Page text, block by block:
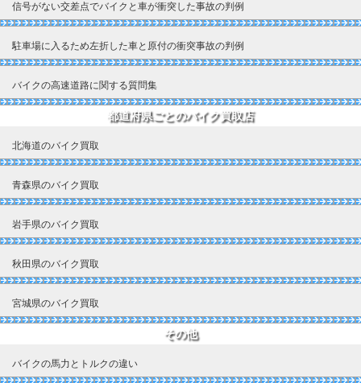
信号がない交差点でバイクと車が衝突した事故の判例
駐車場に入るため左折した車と原付の衝突事故の判例
バイクの高速道路に関する質問集
都道府県ごとのバイク買取店
北海道のバイク買取
青森県のバイク買取
岩手県のバイク買取
秋田県のバイク買取
宮城県のバイク買取
その他
バイクの馬力とトルクの違い